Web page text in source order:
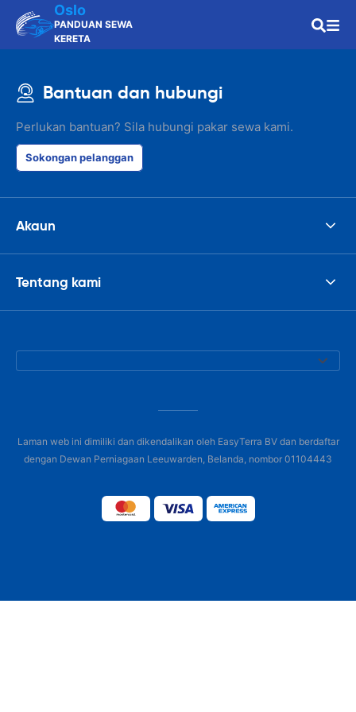
Oslo
PANDUAN SEWA
KERETA
Bantuan dan hubungi
Perlukan bantuan? Sila hubungi pakar sewa kami.
Sokongan pelanggan
Akaun
Tentang kami
Laman web ini dimiliki dan dikendalikan oleh EasyTerra BV dan berdaftar
dengan Dewan Perniagaan Leeuwarden, Belanda, nombor 01104443